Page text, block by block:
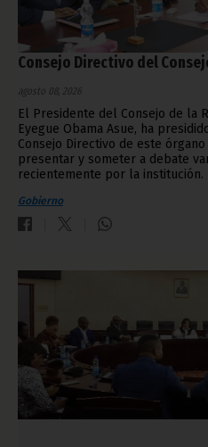
Consejo Directivo del
agosto 08, 2026
El Presidente del Consejo de la
Eyegue Obama Asue, ha
Consejo Directivo de este
presentar y someter a debate
recientemente por la institución.
Gobierno